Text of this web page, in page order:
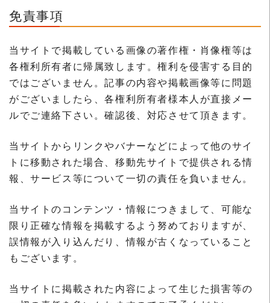
免責事項
当サイトで掲載している画像の著作権・肖像権等は
各権利所有者に帰属致します。権利を侵害する目的
ではございません。記事の内容や掲載画像等に問題
がございましたら、各権利所有者様本人が直接メー
ルでご連絡下さい。確認後、対応させて頂きます。
当サイトからリンクやバナーなどによって他のサイ
トに移動された場合、移動先サイトで提供される情
報、サービス等について一切の責任を負いません。
当サイトのコンテンツ・情報につきまして、可能な
限り正確な情報を掲載するよう努めておりますが、
誤情報が入り込んだり、情報が古くなっていること
もございます。
当サイトに掲載された内容によって生じた損害等の